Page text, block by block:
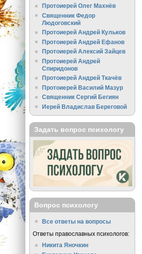
Протоиерей Олег Махнёв
Священник Федор
Людоговский
Протоиерей Андрей Кульков
Протоиерей Андрей Ефанов
Протоиерей Алексий Зайцев
Протоиерей Андрей
Спиридонов
Протоиерей Андрей Ткачёв
Протоиерей Василий Мазур
Священник Сергий Бегиян
Иерей Владислав Береговой
Задать вопрос психологу
Вопрос психологу
Все ответы на вопросы
Ответы православных психологов:
Никита Яночкин